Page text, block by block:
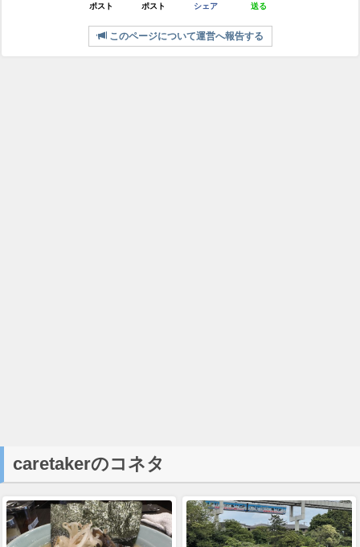
ポスト ポスト シェア 送る
このページについて運営へ報告する
caretakerのコネタ